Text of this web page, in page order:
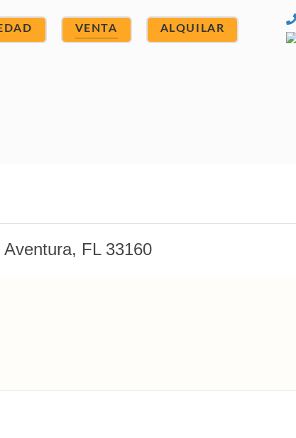
VENTA ALQUILAR
FL 33160